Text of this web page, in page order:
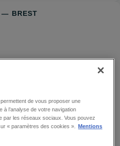
— BREST
de vous proposer une
à l’analyse de votre navigation
par les réseaux sociaux. Vous pouvez
« paramètres des cookies ».
Mentions